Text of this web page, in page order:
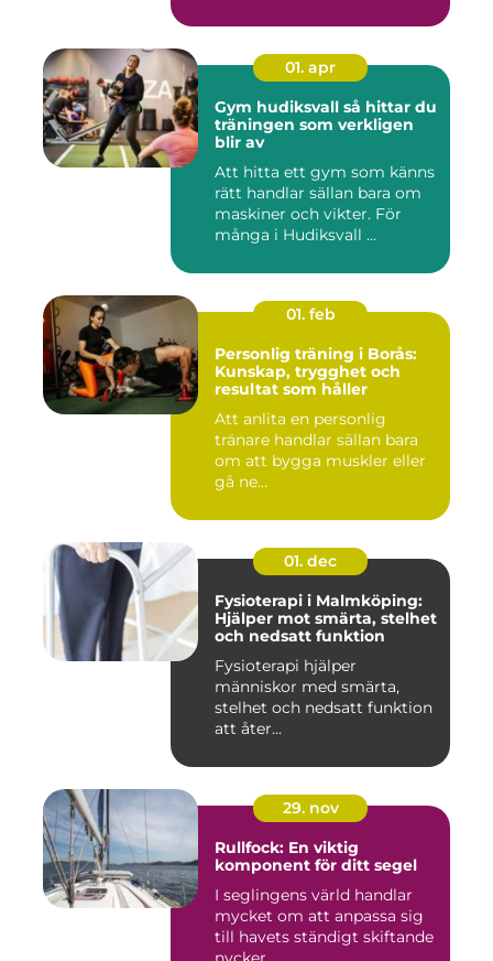
01. apr
Gym hudiksvall så hittar du
träningen som verkligen
blir av
Att hitta ett gym som känns
rätt handlar sällan bara om
maskiner och vikter. För
många i Hudiksvall ...
01. feb
Personlig träning i Borås:
Kunskap, trygghet och
resultat som håller
Att anlita en personlig
tränare handlar sällan bara
om att bygga muskler eller
gå ne...
01. dec
Fysioterapi i Malmköping:
Hjälper mot smärta, stelhet
och nedsatt funktion
Fysioterapi hjälper
människor med smärta,
stelhet och nedsatt funktion
att åter...
29. nov
Rullfock: En viktig
komponent för ditt segel
I seglingens värld handlar
mycket om att anpassa sig
till havets ständigt skiftande